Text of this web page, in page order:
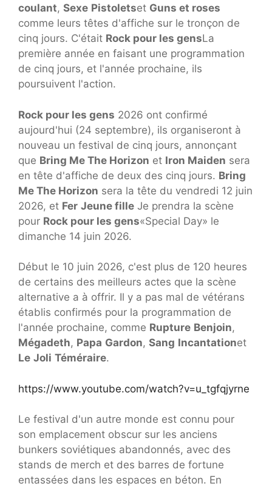
coulant, Sexe Pistoletset Guns et roses
comme leurs têtes d'affiche sur le tronçon de
cinq jours. C'était Rock pour les gensLa
première année en faisant une programmation
de cinq jours, et l'année prochaine, ils
poursuivent l'action.
Rock pour les gens 2026 ont confirmé
aujourd'hui (24 septembre), ils organiseront à
nouveau un festival de cinq jours, annonçant
que Bring Me The Horizon et Iron Maiden sera
en tête d'affiche de deux des cinq jours. Bring
Me The Horizon sera la tête du vendredi 12 juin
2026, et Fer Jeune fille Je prendra la scène
pour Rock pour les gens«Special Day» le
dimanche 14 juin 2026.
Début le 10 juin 2026, c'est plus de 120 heures
de certains des meilleurs actes que la scène
alternative a à offrir. Il y a pas mal de vétérans
établis confirmés pour la programmation de
l'année prochaine, comme Rupture Benjoin,
Mégadeth, Papa Gardon, Sang Incantationet
Le Joli Téméraire.
https://www.youtube.com/watch?v=u_tgfqjyrne
Le festival d'un autre monde est connu pour
son emplacement obscur sur les anciens
bunkers soviétiques abandonnés, avec des
stands de merch et des barres de fortune
entassées dans les espaces en béton. En